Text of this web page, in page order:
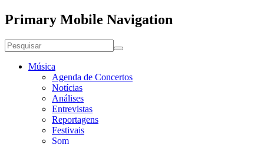
Primary Mobile Navigation
Música
Agenda de Concertos
Notícias
Análises
Entrevistas
Reportagens
Festivais
Som